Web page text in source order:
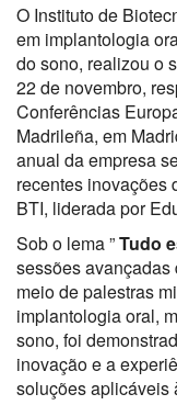
O Instituto de
em implantologia
do sono, realizou o
22 de novembro,
Conferências
Madrileña, em
anual da empresa
recentes inovações
BTI, liderada por
Sob o lema ”Tudo
sessões
meio de palestras
implantologia oral,
sono, foi
inovação e a
soluções aplicáveis